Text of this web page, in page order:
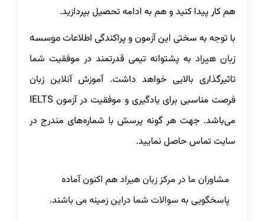
هم کار پیدا کنید و هم به ادامه تحصیل بپردازید.
با توجه به سختی این آزمون و پراکندگی اطلاعات موسسه
زبان هیراد به پشتوانه تیمی قدرتمند در موفقیت شما
تاثیرگذاری بالایی خواهد داشت. آموزش آنلاین زبان
فرصت مناسبی برای یادگیری و موفقیت در آزمون IELTS
می‌باشد. جهت هر گونه پرسش با شماره‌های مندرج در
سایت تماس حاصل نمایید.
مشاوران ما در مرکز زبان هیراد هم اکنون آماده
پاسخگویی به سوالات شما دراین زمینه می باشند.